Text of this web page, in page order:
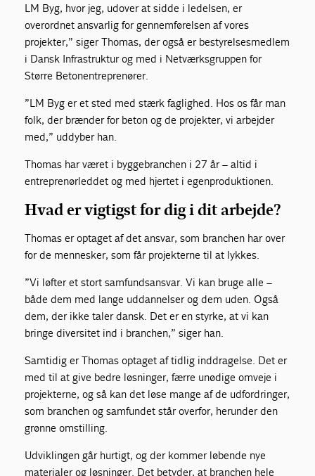
LM Byg, hvor jeg, udover at sidde i ledelsen, er
overordnet ansvarlig for gennemførelsen af vores
projekter,” siger Thomas, der også er bestyrelsesmedlem
i Dansk Infrastruktur og med i Netværksgruppen for
Større Betonentreprenører.
”LM Byg er et sted med stærk faglighed. Hos os får man
folk, der brænder for beton og de projekter, vi arbejder
med,” uddyber han.
Thomas har været i byggebranchen i 27 år – altid i
entreprenørleddet og med hjertet i egenproduktionen.
Hvad er vigtigst for dig i dit arbejde?
Thomas er optaget af det ansvar, som branchen har over
for de mennesker, som får projekterne til at lykkes.
”Vi løfter et stort samfundsansvar. Vi kan bruge alle –
både dem med lange uddannelser og dem uden. Også
dem, der ikke taler dansk. Det er en styrke, at vi kan
bringe diversitet ind i branchen,” siger han.
Samtidig er Thomas optaget af tidlig inddragelse. Det er
med til at give bedre løsninger, færre unødige omveje i
projekterne, og så kan det løse mange af de udfordringer,
som branchen og samfundet står overfor, herunder den
grønne omstilling.
Udviklingen går hurtigt, og der kommer løbende nye
materialer og løsninger. Det betyder, at branchen hele